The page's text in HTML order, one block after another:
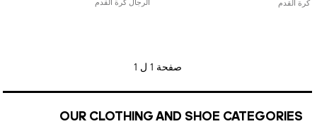
كرة القدم الرجال كرة القدم
صفحة 1 ل 1
OUR CLOTHING AND SHOE CATEGORIES